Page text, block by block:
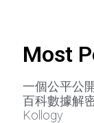
Most
一個公平公
百科數據解
Kollogy